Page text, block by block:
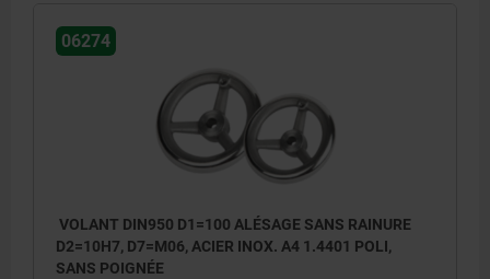
06274
VOLANT DIN950 D1=100 ALÉSAGE SANS RAINURE
D2=10H7, D7=M06, ACIER INOX. A4 1.4401 POLI,
SANS POIGNÉE